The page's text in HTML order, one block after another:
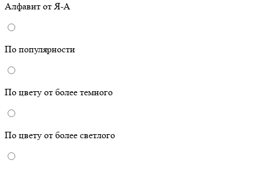
Алфавит от Я-А
По популярности
По цвету от более темного
По цвету от более светлого